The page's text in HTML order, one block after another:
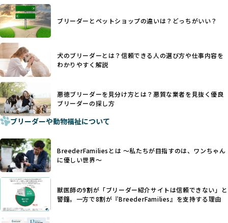
さらに、書類審査のみで掲載が許可されるサイトが多く、実
際の飼育環境やブリーダーの姿勢が見えにくい点も課題で
す。こうしたサイトでは、ブリーダーが記載する情報が主で
あり、実際の現場や日々のケアの状況がわからないため、営
利優先の「悪徳ブリーダー」が含まれるリスクが高まりま
す。
BreederFamiliesでは、ワンちゃんを大切にする「優良ブリ
ーダー」のみを紹介するために、法令を超えた独自の基準を
設け、ブリーダーの理念や飼育環境の厳格なチェックを行っ
ています。
一部の営利優先のブリーディングでは、母犬の出産負担を考
えずに大量繁殖が行われ、親犬が心身ともに疲弊するケース
が見られます。さらに、コストカットのために食事を減らし
たり、栄養のない食事を与える、適切な健康管理が行われな
いなど、ワンちゃんの健康と福祉が犠牲にされることも少な
くありません。
また、健康リスクが予測しづらいミックス犬の繁殖や、愛情
が行き届かない多頭飼育等も問題です。これらのブリーディ
ング手法は、ワンちゃんの福祉を無視し、利益のみを追求す
ヨーロッパ諸国ではこうした処置が禁止されている一方で、
日本ではいまだ行われる場合があります。
優良ブリーダーは動物福祉を優先し、ワンちゃんの自然な姿
を大切にするため断尾・断耳を行いません。
一方、営利優先ブリーダーでは「見た目が良く売れやすい」
ことを理由に断尾や断耳を行うことがあり、中には麻酔なし
で処置するケースも見受けられます。
「耳やしっぽを切らない」詳細はこちら
犬種ごとに異なる健康リスクや育て方のポイントを理解し、
適切に対応するためには、深い知識と豊富な経験が欠かせま
せん。現在、犬種は200種類以上あり、それぞれに特有の健康
たとえば、パグは呼吸器系のトラブルを抱えやすく、ラブラ
ドール・レトリバーには股関節形成不全への注意が必要で
す。このような犬種ごとの違いを熟知し、適切なケアを提供
できるかどうかは、ブリーダーの専門性に大きく関わりま
す。
優良ブリーダーは、少数の犬種（一般的に3種以内）に絞って
繁殖を行い、各犬種の特徴を熟知しています。これにより、
犬種ごとの健康管理や繁殖において質の高いケアを提供する
ブリーダーとペットショップの違いは？どっちがいい？
犬のブリーダーとは？信頼できる人の選び方や仕事内容を
わかりやすく解説
悪徳ブリーダーを見分け方とは？悪質な業者を見抜く優良
ブリーダーの探し方
ブリーダーや動物福祉について
BreederFamiliesとは 〜私たちが目指すのは、ワンちゃん
に優しい世界〜
獣医師の9割が「ブリーダー紹介サイトは信頼できない」と
警鐘。一方で8割が『BreederFamilies』を支持する理由